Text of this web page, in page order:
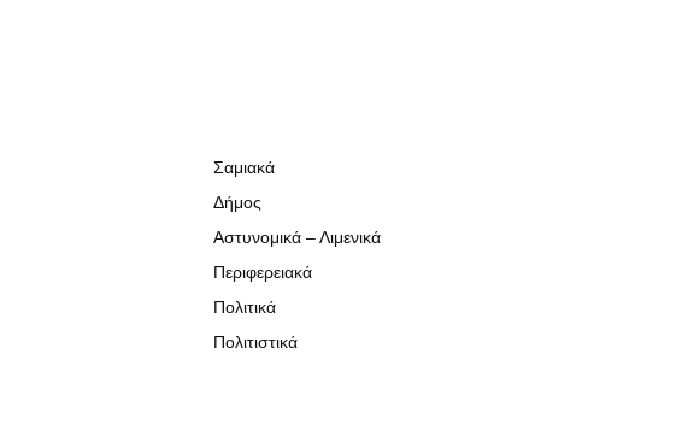
Σαμιακά
Δήμος
Αστυνομικά – Λιμενικά
Περιφερειακά
Πολιτικά
Πολιτιστικά